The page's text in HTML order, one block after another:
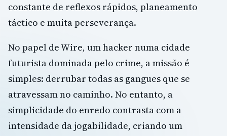
constante de reflexos rápidos, planeamento
táctico e muita perseverança.
No papel de Wire, um hacker numa cidade
futurista dominada pelo crime, a missão é
simples: derrubar todas as gangues que se
atravessam no caminho. No entanto, a
simplicidade do enredo contrasta com a
intensidade da jogabilidade, criando um